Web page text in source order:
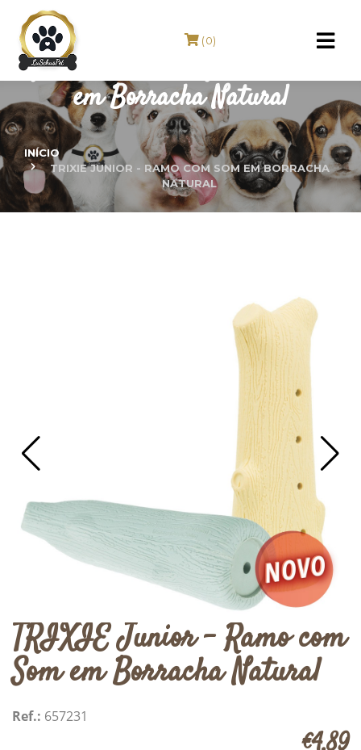
(0)
TRIXIE Junior - Ramo com Som
em Borracha Natural
INÍCIO
TRIXIE JUNIOR - RAMO COM SOM EM BORRACHA
NATURAL
TRIXIE Junior - Ramo com
Som em Borracha Natural
Ref.: 657231